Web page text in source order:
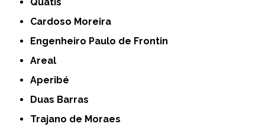
Cardoso Moreira
Engenheiro Paulo de Frontin
Areal
Aperibé
Duas Barras
Trajano de Moraes